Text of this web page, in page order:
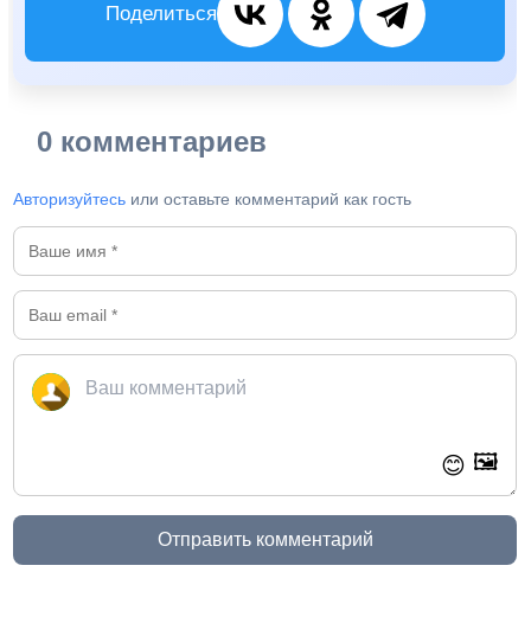
Поделиться
0 комментариев
Авторизуйтесь или оставьте комментарий как гость
😊 🖼️
Отправить комментарий